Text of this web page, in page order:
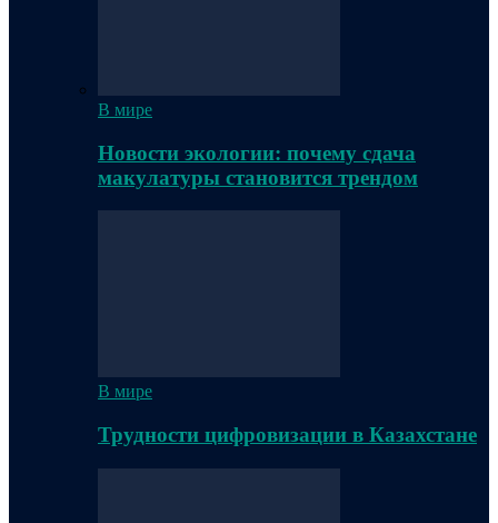
В мире
Новости экологии: почему сдача
макулатуры становится трендом
В мире
Трудности цифровизации в Казахстане